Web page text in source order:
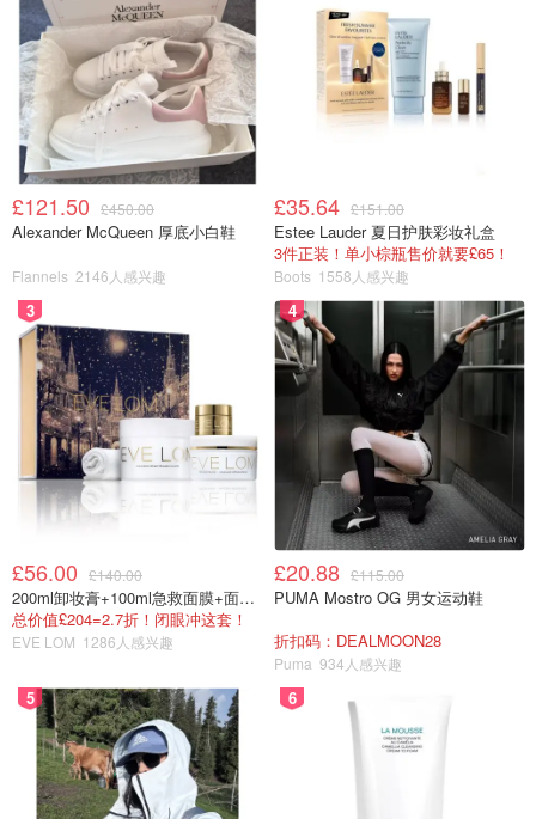
£121.50 £450.00
Alexander McQueen 厚底小白鞋
Flannels 2146人感兴趣
£35.64 £151.00
Estee Lauder 夏日护肤彩妆礼盒
3件正装！单小棕瓶售价就要£65！
Boots 1558人感兴趣
3
£56.00 £140.00
200ml卸妆膏+100ml急救面膜+面霜+洁颜布
总价值£204=2.7折！闭眼冲这套！
EVE LOM 1286人感兴趣
4
£20.88 £115.00
PUMA Mostro OG 男女运动鞋
折扣码：DEALMOON28
Puma 934人感兴趣
5 6